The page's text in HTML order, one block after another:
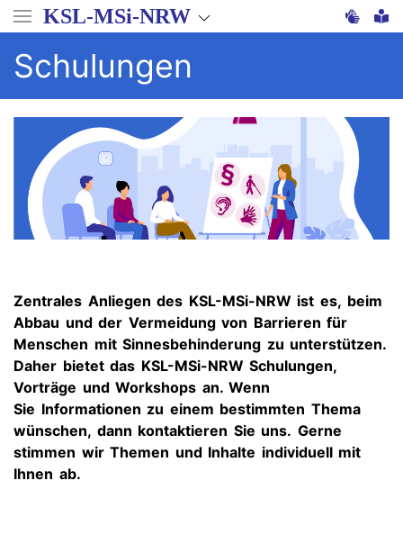
Direkt
zum
Inhalt
KSL-MSi-NRW
Schulungen
Zentrales Anliegen des KSL-MSi-NRW ist es, beim
Abbau und der Vermeidung von Barrieren für
Menschen mit Sinnesbehinderung zu unterstützen.
Daher bietet das KSL-MSi-NRW Schulungen,
Vorträge und Workshops an. Wenn
Sie Informationen zu einem bestimmten Thema
wünschen, dann kontaktieren Sie uns. Gerne
stimmen wir Themen und Inhalte individuell mit
Ihnen ab.